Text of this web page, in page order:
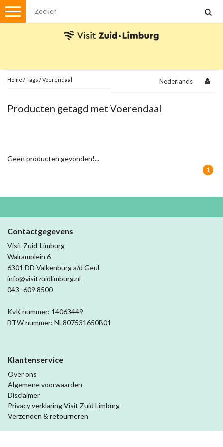
Menu
Met de auto
Visvergunningen
Ansichtkaarten
Home /Tags /Voerendaal Nederlands
Producten getagd met Voerendaal
Geen producten gevonden!...
1
Contactgegevens
Visit Zuid-Limburg
Walramplein 6
6301 DD Valkenburg a/d Geul
info@visitzuidlimburg.nl
043- 609 8500
KvK nummer: 14063449
BTW nummer: NL807531650B01
Klantenservice
Over ons
Algemene voorwaarden
Disclaimer
Privacy verklaring Visit Zuid Limburg
Verzenden & retourneren